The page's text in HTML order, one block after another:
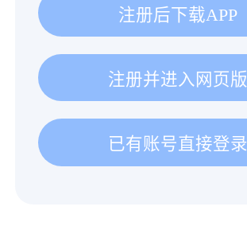
注册后下载APP
注册并进入网页版
已有账号直接登录